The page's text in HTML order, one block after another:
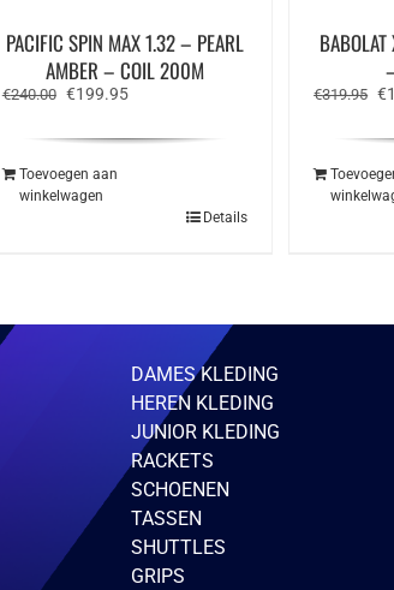
PACIFIC SPIN MAX 1.32 – PEARL
AMBER – COIL 200M
€240.00 Oorspronkelijke
€199.95Huidige
Toevoegen aan
winkelwagen
Details
€319.95 €
DAMES KLEDING
HEREN KLEDING
JUNIOR KLEDING
RACKETS
SCHOENEN
TASSEN
SHUTTLES
GRIPS